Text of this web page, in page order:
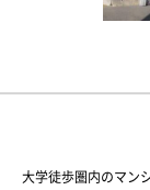
大学徒歩圏内のマン